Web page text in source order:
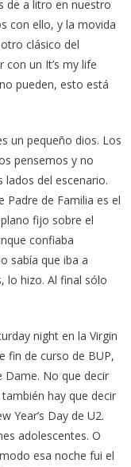
de a litro en nuestro
con ello, y la movida
clásico del
un It’s my life
pueden, esto está
un pequeño dios. Los
pensemos y no
lados del escenario.
Padre de Familia es el
fijo sobre el
confiaba
sabía que iba a
lo hizo. Al final sólo
night en la Virgin
fin de curso de BUP,
Dame. No que decir
hay que decir
Year’s Day de U2.
adolescentes. O
esa noche fui el